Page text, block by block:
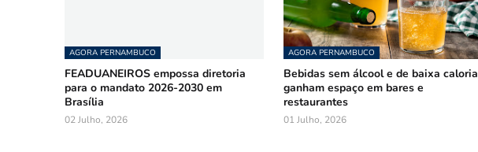
AGORA PERNAMBUCO
FEADUANEIROS empossa diretoria
para o mandato 2026-2030 em
Brasília
02 Julho, 2026
AGORA PERNAMBUCO
Bebidas sem álcool e de baixa caloria
ganham espaço em bares e
restaurantes
01 Julho, 2026